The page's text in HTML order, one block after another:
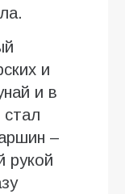
и
и в
–
рукой